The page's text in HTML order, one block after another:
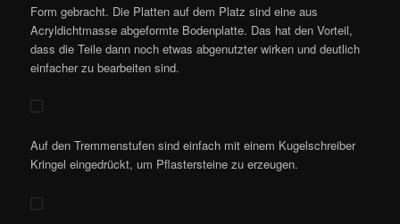
Form gebracht. Die Platten auf dem Platz sind eine aus
Acryldichtmasse abgeformte Bodenplatte. Das hat den Vorteil,
dass die Teile dann noch etwas abgenutzter wirken und deutlich
einfacher zu bearbeiten sind.
Auf den Tremmenstufen sind einfach mit einem Kugelschreiber
Kringel eingedrückt, um Pflastersteine zu erzeugen.